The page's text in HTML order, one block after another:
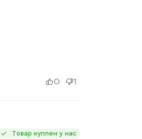
0 1
Товар куплен у нас